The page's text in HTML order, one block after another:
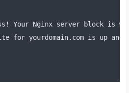
Your Nginx server block is
for yourdomain.com is up and